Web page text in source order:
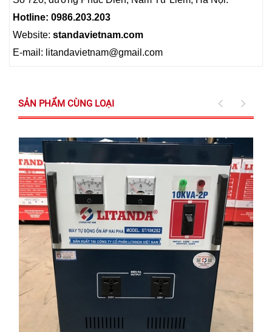
Hotline: 0986.203.203
Website: standavietnam.com
E-mail: litandavietnam@gmail.com
SẢN PHẨM CÙNG LOẠI